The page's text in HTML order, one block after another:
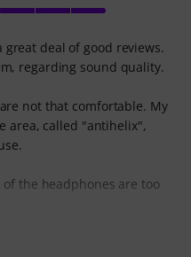
deal of good reviews.
regarding sound quality.
not that comfortable. My
area, called "antihelix",
the headphones are too